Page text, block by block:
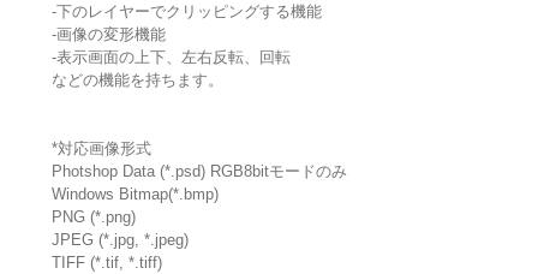
-下のレイヤーでクリッピングする機能
-画像の変形機能
-表示画面の上下、左右反転、回転
などの機能を持ちます。
*対応画像形式
Photshop Data (*.psd) RGB8bitモードのみ
Windows Bitmap(*.bmp)
PNG (*.png)
JPEG (*.jpg, *.jpeg)
TIFF (*.tif, *.tiff)